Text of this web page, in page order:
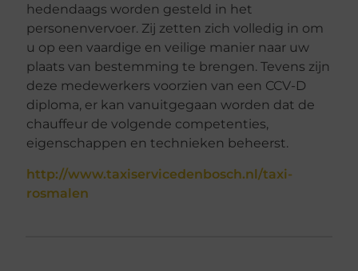
hedendaags worden gesteld in het
personenvervoer. Zij zetten zich volledig in om
u op een vaardige en veilige manier naar uw
plaats van bestemming te brengen. Tevens zijn
deze medewerkers voorzien van een CCV-D
diploma, er kan vanuitgegaan worden dat de
chauffeur de volgende competenties,
eigenschappen en technieken beheerst.
http://www.taxiservicedenbosch.nl/taxi-
rosmalen